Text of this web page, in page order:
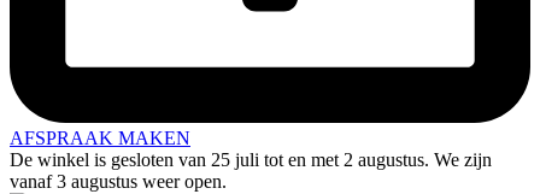
AFSPRAAK MAKEN
De winkel is gesloten van 25 juli tot en met 2 augustus. We zijn
vanaf 3 augustus weer open.